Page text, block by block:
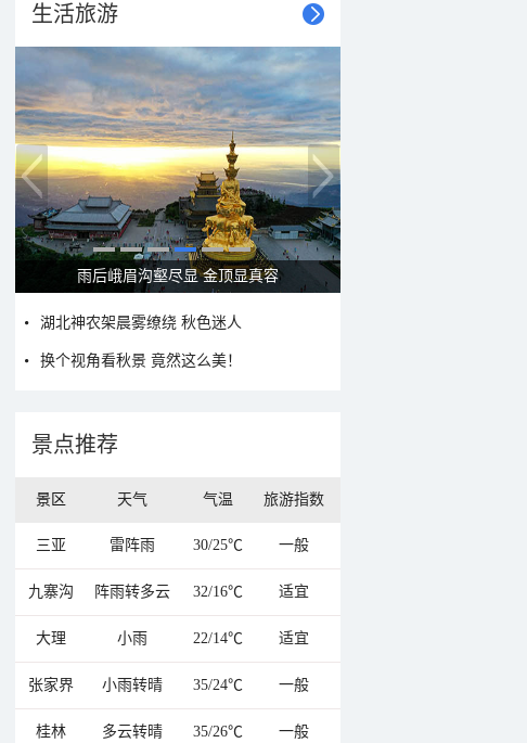
生活旅游
秋意浓 蓝天映衬下的哈尔滨伏尔加庄园
湖北神农架晨雾缭绕 秋色迷人
换个视角看秋景 竟然这么美！
景点推荐
景区 天气 气温 旅游指数
三亚 雷阵雨 30/25℃ 一般
九寨沟 阵雨转多云 32/16℃ 适宜
大理 小雨 22/14℃ 适宜
张家界 小雨转晴 35/24℃ 一般
桂林 多云转晴 35/26℃ 一般